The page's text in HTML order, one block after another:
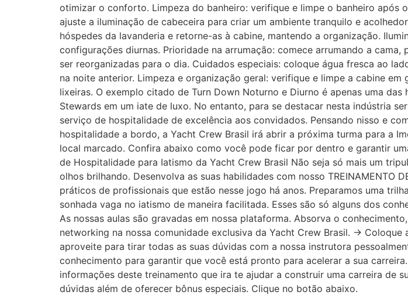
otimizar o conforto. Limpeza do banheiro: verifique e limpe o banheiro após
ajuste a iluminação de cabeceira para criar um ambiente tranquilo e
hóspedes da lavanderia e retorne-as à cabine, mantendo a organização.
configurações diurnas. Prioridade na arrumação: comece arrumando a
ser reorganizadas para o dia. Cuidados especiais: coloque água fresca ao
na noite anterior. Limpeza e organização geral: verifique e limpe a cabine
lixeiras. O exemplo citado de Turn Down Noturno e Diurno é apenas uma
Stewards em um iate de luxo. No entanto, para se destacar nesta indústria
serviço de hospitalidade de excelência aos convidados. Pensando nisso e
hospitalidade a bordo, a Yacht Crew Brasil irá abrir a próxima turma para a
local marcado. Confira abaixo como você pode ficar por dentro e garantir
de Hospitalidade para Iatismo da Yacht Crew Brasil Não seja só mais um
olhos brilhando. Desenvolva as suas habilidades com nosso TREINAMENTO
práticos de profissionais que estão nesse jogo há anos. Preparamos uma
sonhada vaga no iatismo de maneira facilitada. Esses são só alguns dos
As nossas aulas são gravadas em nossa plataforma. Absorva o
networking na nossa comunidade exclusiva da Yacht Crew Brasil. →
aproveite para tirar todas as suas dúvidas com a nossa instrutora
conhecimento para garantir que você está pronto para acelerar a sua
informações deste treinamento que ira te ajudar a construir uma carreira de
dúvidas além de oferecer bônus especiais. Clique no botão abaixo.